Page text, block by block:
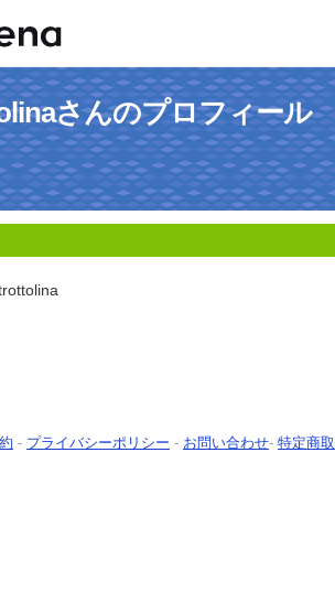
さんのプロフィール
- プライバシーポリシー - お問い合わせ- 特定商